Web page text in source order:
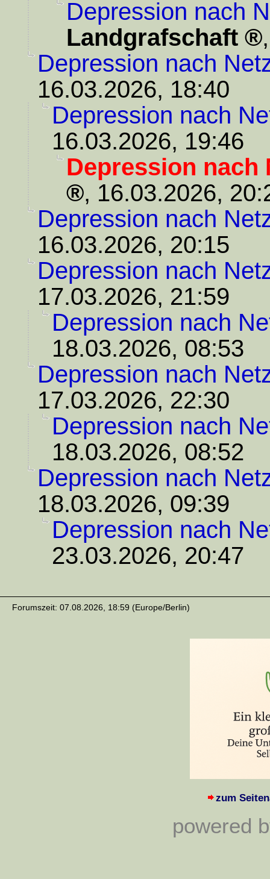
Depression nach
Landgrafschaft
Depression nach
16.03.2026, 18:40
Depression nach
16.03.2026, 19:46
Depression nach
, 16.03.2026,
Depression nach
16.03.2026, 20:15
Depression nach
17.03.2026, 21:59
Depression nach
18.03.2026, 08:53
Depression nach
17.03.2026, 22:30
Depression nach
18.03.2026, 08:52
Depression nach
18.03.2026, 09:39
Depression nach
23.03.2026, 20:47
Forumszeit: 07.08.2026, 18:59 (Europe/Berlin)
zum
powered